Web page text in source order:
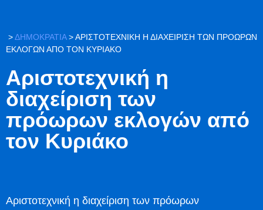
>ΔΗΜΟΚΡΑΤΙΑ>ΑΡΙΣΤΟΤΕΧΝΙΚΉ Η ΔΙΑΧΕΊΡΙΣΗ ΤΩΝ ΠΡΌΩΡΩΝ
ΕΚΛΟΓΏΝ ΑΠΌ ΤΟΝ ΚΥΡΙΆΚΟ
Αριστοτεχνική η
διαχείριση των
πρόωρων εκλογών από
τον Κυριάκο
Αριστοτεχνική η διαχείριση των πρόωρων